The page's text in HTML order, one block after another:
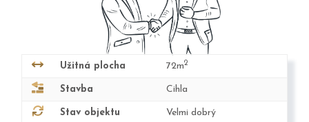
Užitná plocha 72m2
Stavba Cihla
Stav objektu Velmi dobrý